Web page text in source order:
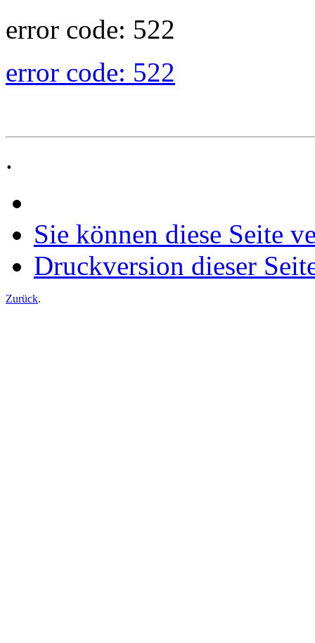
error code: 522
error code: 522
.
Sie können diese Seite
Druckversion dieser
Zurück.